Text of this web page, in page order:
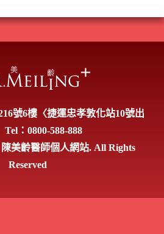
號6樓〈捷運忠孝敦化站10號出
Tel：0800-588-888
陳美齡醫師個人網站. All Rights
Reserved